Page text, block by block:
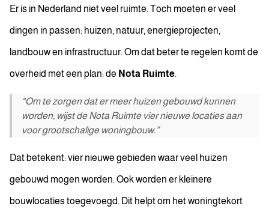
Er is in Nederland niet veel ruimte. Toch moeten er veel
dingen in passen: huizen, natuur, energieprojecten,
landbouw en infrastructuur. Om dat beter te regelen komt de
overheid met een plan: de Nota Ruimte.
“Om te zorgen dat er meer huizen gebouwd kunnen
worden, wijst de Nota Ruimte vier nieuwe locaties aan
voor grootschalige woningbouw.”
Dat betekent: vier nieuwe gebieden waar veel huizen
gebouwd mogen worden. Ook worden er kleinere
bouwlocaties toegevoegd. Dit helpt om het woningtekort